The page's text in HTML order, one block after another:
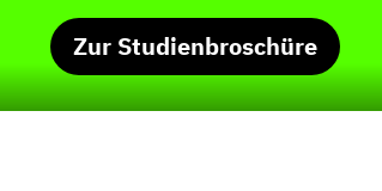
Zur Studienbroschüre